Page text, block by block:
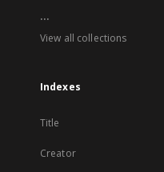
...
View all collections
Indexes
Title
Creator